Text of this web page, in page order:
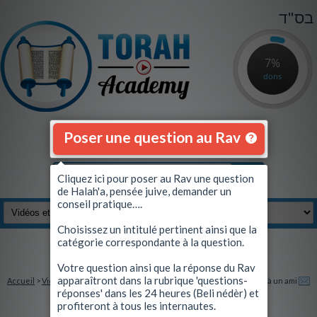
7%
dons
Se connecter|S'inscrire
בס"ד
Poser une question au Rav
Accueil >Vidéos et Quiz> Comment vivre la période d'après les fêtes ?Envoyez à un ami
Cliquez ici pour poser au Rav une question
de Halah'a, pensée juive, demander un
conseil pratique….
Choisissez un intitulé pertinent ainsi que la
catégorie correspondante à la question.
Votre question ainsi que la réponse du Rav
apparaîtront dans la rubrique 'questions-
réponses' dans les 24 heures (Beli nédèr) et
profiteront à tous les internautes.